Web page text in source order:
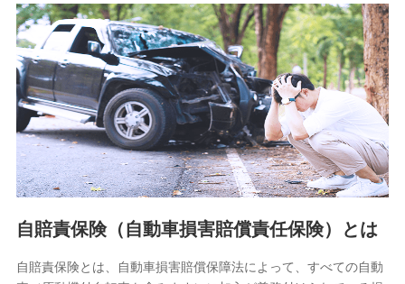
分析するため
当社の対応品質向上やお問い合わせ内容の正確な把握のため
個人情報保護管理者の職名、連絡先
株式会社ドコモ・インシュアランス 営業部長
〒103-0013 東京都中央区日本橋人形町2-14-10 アーバン
ネット日本橋ビル 3F
株式会社ドコモ・インシュアランス
個人情報の第三者提供について
除き、第三者に提供いたしません。
業務の委託
自賠責保険（自動車損害賠償責任保険）とは
自賠責保険とは、自動車損害賠償保障法によって、すべての自動